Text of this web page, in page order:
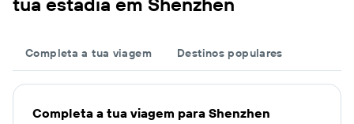
Completa a tua viagem Destinos populares
Completa a tua viagem para Shenzhen